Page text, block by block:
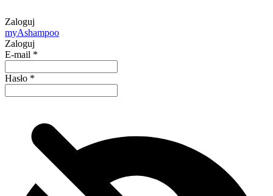
Zaloguj
myAshampoo
Zaloguj
E-mail *
Hasło *